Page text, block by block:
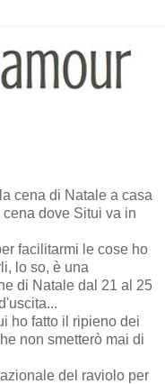
cena di Natale a casa
dove Situi va in
facilitarmi le cose ho
lo so, è una
di Natale dal 21 al 25
ho fatto il ripieno dei
non smetterò mai di
del raviolo per